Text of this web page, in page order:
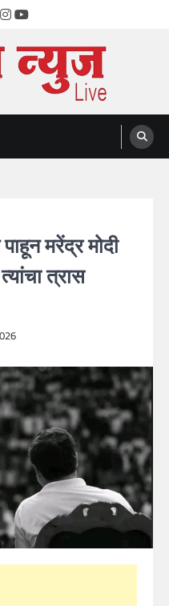
Instagram
YouTube
मरेंद्र मोदी
त्रास